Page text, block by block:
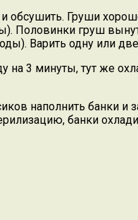
обсушить. Груши
Половинки груш
Варить одну или
3 минуты, тут же
наполнить банки и
банки